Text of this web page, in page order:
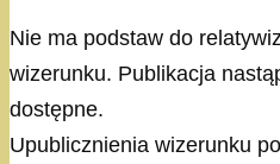
Nie ma podstaw do
wizerunku. Publikacja
dostępne.
Upublicznienia wizerunku